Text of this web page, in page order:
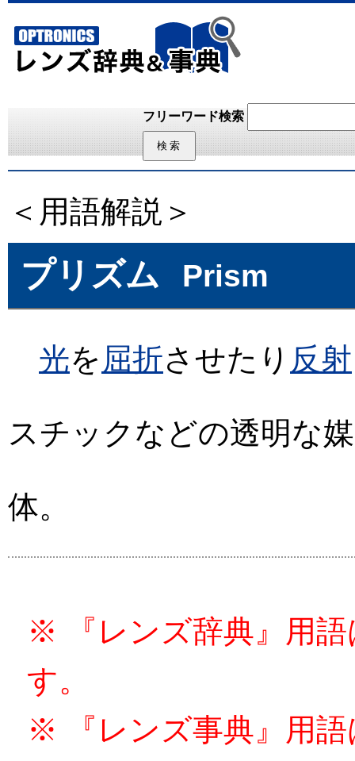
フリーワード検索
＜用語解説＞
プリズム Prism
光を 屈折させたり 反射
スチックなどの透明な
体。
※ 『レンズ辞典』用
す。
※ 『レンズ事典』用